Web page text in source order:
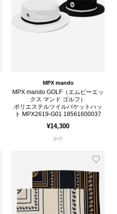
MPX mando
MPX mando GOLF（エムピーエッ
クス マンド ゴルフ）
ポリエステルツイルバケットハッ
ト MPX2619-G01 18561600037
¥14,300
guji